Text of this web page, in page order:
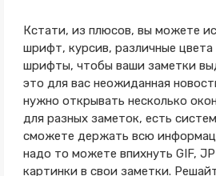
Кстати, из плюсов, вы можете
шрифт, курсив, различные
шрифты, чтобы ваши заметки
это для вас неожиданная
нужно открывать несколько
для разных заметок, есть
сможете держать всю
надо то можете впихнуть GIF,
картинки в свои заметки.